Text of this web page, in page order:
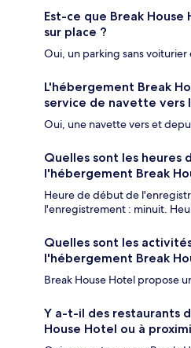
Est-ce que Break
sur place ?
Oui, un parking sans
L'hébergement Break
service de navette vers
Oui, une navette vers et
Quelles sont les
l'hébergement Break
Heure de début de
l'enregistrement : minuit.
Quelles sont les
l'hébergement Break
Break House Hotel propose
Y a-t-il des restaurants
House Hotel ou à